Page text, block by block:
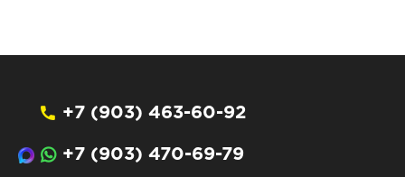
+7 (903) 463-60-92
+7 (903) 470-69-79